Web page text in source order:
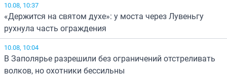
10.08, 10:37
«Держится на святом духе»: у моста через Лувеньгу
рухнула часть ограждения
10.08, 10:04
В Заполярье разрешили без ограничений отстреливать
волков, но охотники бессильны